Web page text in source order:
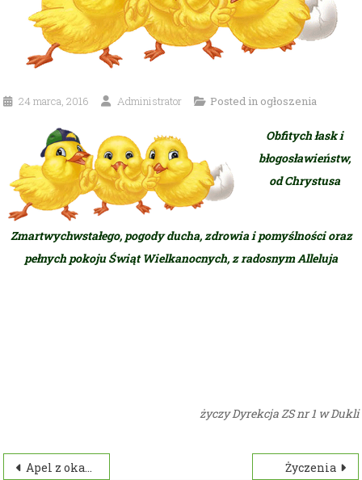
24 marca, 2016 Administrator Posted in ogłoszenia
Obfitych łask i
błogosławieństw,
od Chrystusa
Zmartwychwstałego, pogody ducha, zdrowia i pomyślności oraz
pełnych pokoju Świąt Wielkanocnych, z radosnym Alleluja
życzy Dyrekcja ZS nr 1 w Dukli
Nawigacja
Apel z okazji Świąt Wielkiej Nocy
Życzenia